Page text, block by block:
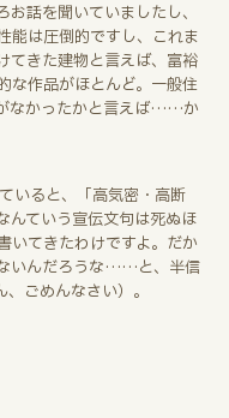
話を聞いていましたし、
能は圧倒的ですし、これま
てきた建物と言えば、富裕
な作品がほとんど。一般住
なかったかと言えば……か
いると、「高気密・高断
んていう宣伝文句は死ぬほ
いてきたわけですよ。だか
いんだろうな……と、半信
ごめんなさい）。